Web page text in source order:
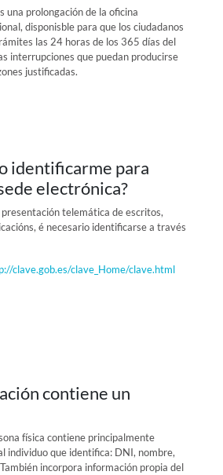
una prolongación de la oficina
disponisble para que los ciudadanos
las 24 horas de los 365 días del
interrupciones que puedan producirse
justificadas.
identificarme para
electrónica?
telemática de escritos,
é necesario identificarse a través
clave.gob.es/clave_Home/clave.html
contiene un
física contiene principalmente
individuo que identifica: DNI, nombre,
incorpora información propia del